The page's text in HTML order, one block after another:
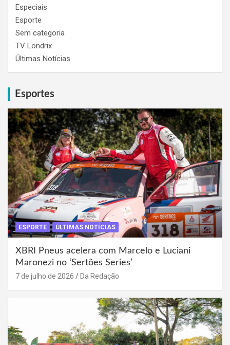
Especiais
Esporte
Sem categoria
TV Londrix
Últimas Notícias
Esportes
ESPORTE ÚLTIMAS NOTÍCIAS
XBRI Pneus acelera com Marcelo e Luciani
Maronezi no ‘Sertões Series’
7 de julho de 2026 Da Redação